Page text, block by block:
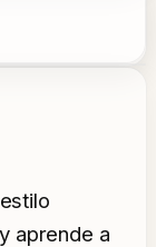
aprende a